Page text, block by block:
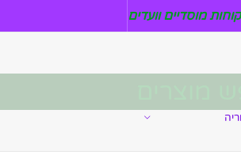
מוסדיים וועדים